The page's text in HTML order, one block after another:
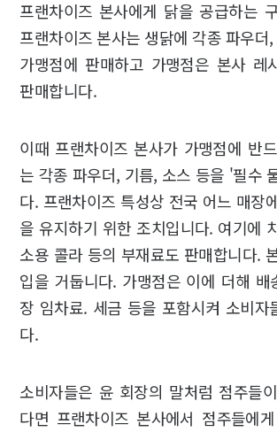
프랜차이즈 본사에게 닭을 공급하는
프랜차이즈 본사는 생닭에 각종 파우더
가맹점에 판매하고 가맹점은 본사 레
판매합니다.
이때 프랜차이즈 본사가 가맹점에 반
는 각종 파우더, 기름, 소스 등을 '필수
다. 프랜차이즈 특성상 전국 어느 매장
을 유지하기 위한 조치입니다. 여기에
소용 콜라 등의 부재료도 판매합니다.
입을 거둡니다. 가맹점은 이에 더해 배
장 임차료. 세금 등을 포함시켜 소비자
다.
소비자들은 윤 회장의 말처럼 점주들
다면 프랜차이즈 본사에서 점주들에